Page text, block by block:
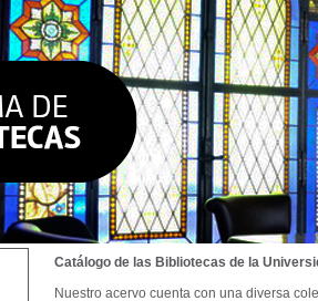
Catálogo de las Bibliotecas de la
Nuestro acervo cuenta con una diversa